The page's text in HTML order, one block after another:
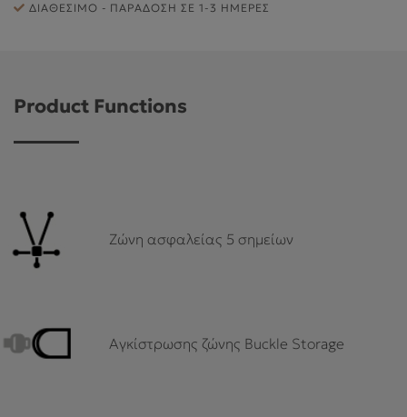
ΔΙΑΘΈΣΙΜΟ - ΠΑΡΆΔΟΣΗ ΣΕ 1-3 ΗΜΈΡΕΣ
Product Functions
Ζώνη ασφαλείας 5 σημείων
Αγκίστρωσης ζώνης Buckle Storage